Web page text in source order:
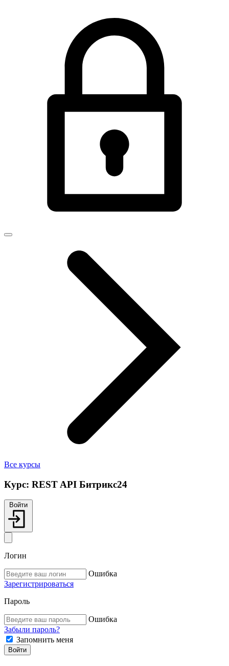
Все курсы
Курс: REST API Битрикс24
Войти
Логин
Ошибка
Зарегистрироваться
Пароль
Ошибка
Забыли пароль?
Запомнить меня
Войти